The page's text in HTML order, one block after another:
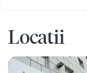
Locatii